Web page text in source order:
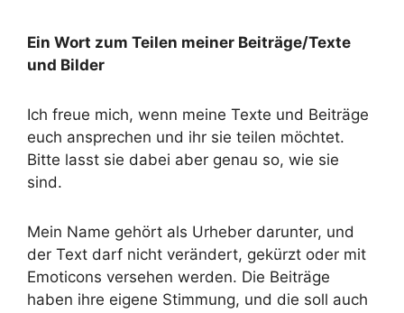
Ein Wort zum Teilen meiner Beiträge/Texte
und Bilder
Ich freue mich, wenn meine Texte und Beiträge
euch ansprechen und ihr sie teilen möchtet.
Bitte lasst sie dabei aber genau so, wie sie
sind.
Mein Name gehört als Urheber darunter, und
der Text darf nicht verändert, gekürzt oder mit
Emoticons versehen werden. Die Beiträge
haben ihre eigene Stimmung, und die soll auch